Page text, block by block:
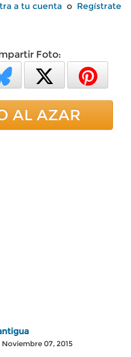
a tu cuenta o Regístrate
Foto:
AL AZAR
07, 2015